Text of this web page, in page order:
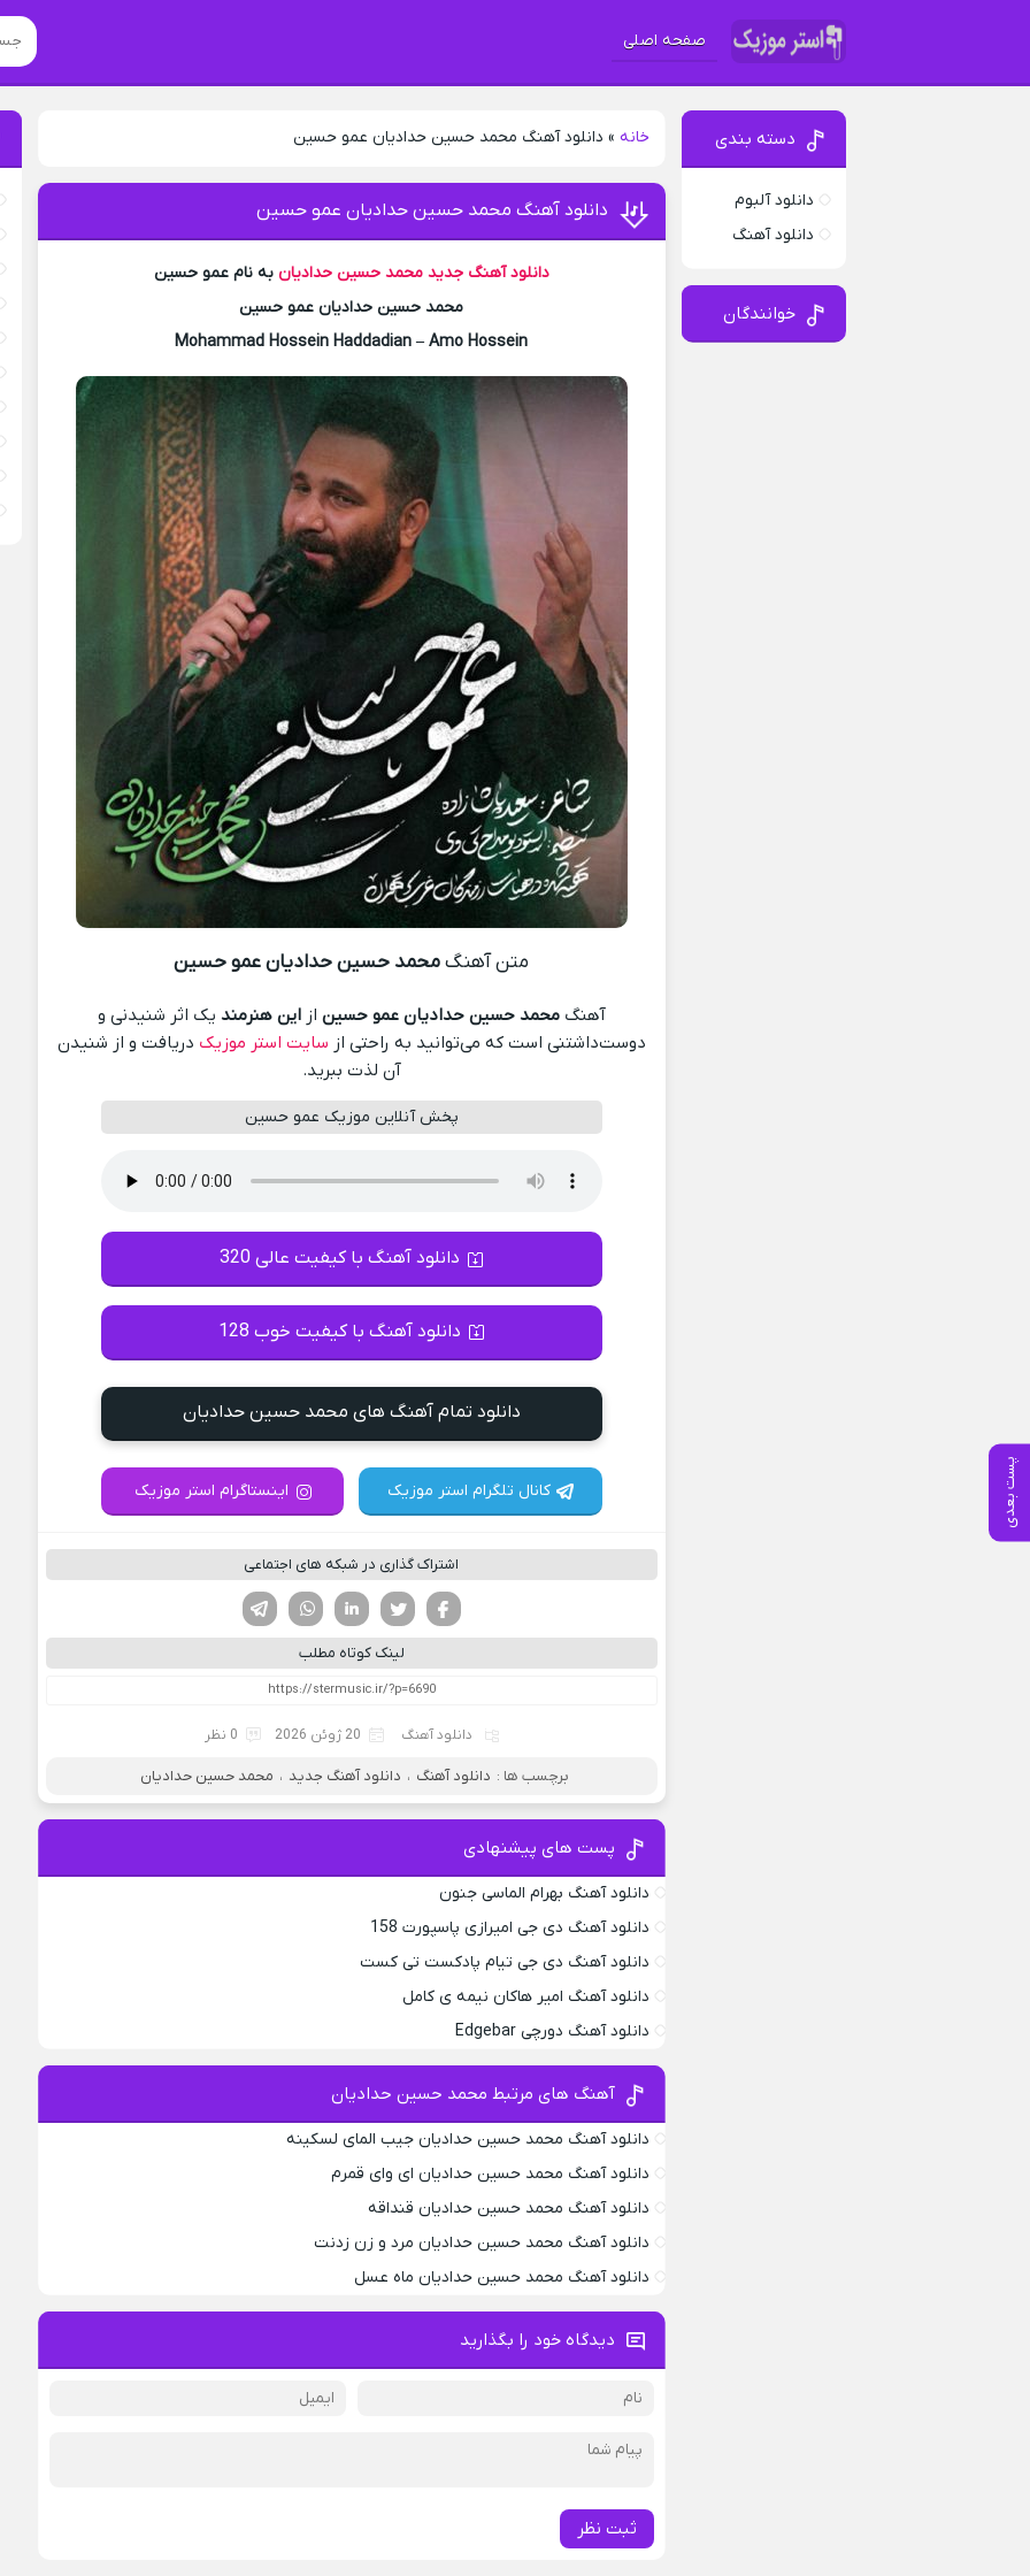
صفحه اصلی
خانه » دانلود آهنگ محمد حسین حدادیان عمو حسین
پست بعدی
دانلود آهنگ محمد حسین حدادیان عمو حسین
دانلود آهنگ جدید محمد حسین حدادیان به نام عمو حسین
محمد حسین حدادیان عمو حسین
Mohammad Hossein Haddadian – Amo Hossein
متن آهنگمحمد حسین حدادیان عمو حسین
آهنگمحمد حسین حدادیان عمو حسین ازاین هنرمند یک اثر شنیدنی و
دوست‌داشتنی است که می‌توانید به راحتی از سایت استر موزیک دریافت و از شنیدن
آن لذت ببرید.
پخش آنلاین موزیک عمو حسین
دانلود آهنگ با کیفیت عالی 320
دانلود آهنگ با کیفیت خوب 128
دانلود تمام آهنگ های محمد حسین حدادیان
کانال تلگرام استر موزیک اینستاگرام استر موزیک
اشتراک گذاری در شبکه های اجتماعی
لینکدین تویتر
فیسوک
لینک کوتاه مطلب
دانلود آهنگ 20 ژوئن 2026 0 نظر
برچسب ها : دانلود آهنگ ، دانلود آهنگ جدید ، محمد حسین حدادیان
پست های پیشنهادی
دانلود آهنگ بهرام الماسی جنون
دانلود آهنگ دی جی امیرازی پاسپورت 158
دانلود آهنگ دی جی تیام پادکست تی کست
دانلود آهنگ امیر هاکان نیمه ی کامل
دانلود آهنگ دورچی Edgebar
آهنگ های مرتبط محمد حسین حدادیان
دانلود آهنگ محمد حسین حدادیان جیب المای لسکینه
دانلود آهنگ محمد حسین حدادیان ای وای قمرم
دانلود آهنگ محمد حسین حدادیان قنداقه
دانلود آهنگ محمد حسین حدادیان مرد و زن زدنت
دانلود آهنگ محمد حسین حدادیان ماه عسل
دیدگاه خود را بگذارید
ثبت نظر
دسته بندی
دانلود آلبوم
دانلود آهنگ
خوانندگان